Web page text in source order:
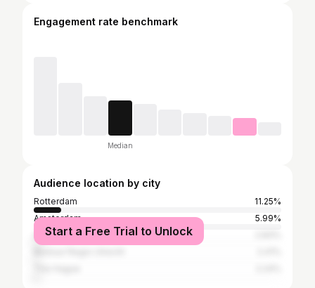
Engagement rate benchmark
Median
Audience location by city
Rotterdam
11.25%
Amsterdam
5.99%
Arnhem-Nijmegen metropolitan area
Start a Free Trial to Unlock